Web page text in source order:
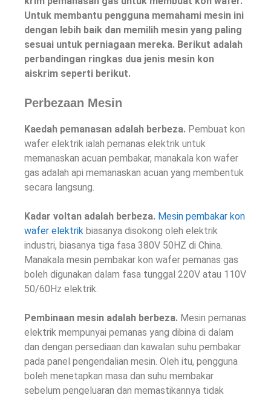
Untuk membantu pengguna memahami mesin ini
dengan lebih baik dan memilih mesin yang paling
sesuai untuk perniagaan mereka. Berikut adalah
perbandingan ringkas dua jenis mesin kon
aiskrim seperti berikut.
Perbezaan Mesin
Kaedah pemanasan adalah berbeza. Pembuat kon
wafer elektrik ialah pemanas elektrik untuk
memanaskan acuan pembakar, manakala kon wafer
gas adalah api memanaskan acuan yang membentuk
secara langsung.
Kadar voltan adalah berbeza. Mesin pembakar kon
wafer elektrik biasanya disokong oleh elektrik
industri, biasanya tiga fasa 380V 50HZ di China.
Manakala mesin pembakar kon wafer pemanas gas
boleh digunakan dalam fasa tunggal 220V atau 110V
50/60Hz elektrik.
Pembinaan mesin adalah berbeza. Mesin pemanas
elektrik mempunyai pemanas yang dibina di dalam
dan dengan persediaan dan kawalan suhu pembakar
pada panel pengendalian mesin. Oleh itu, pengguna
boleh menetapkan masa dan suhu membakar
sebelum pengeluaran dan memastikannya tidak